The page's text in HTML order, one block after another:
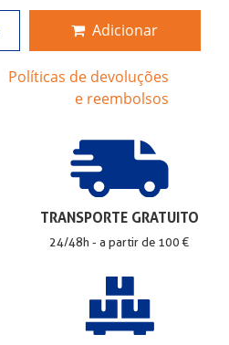
Adicionar
Políticas de devoluções
e reembolsos
TRANSPORTE GRATUITO
24/48h - a partir de 100 €